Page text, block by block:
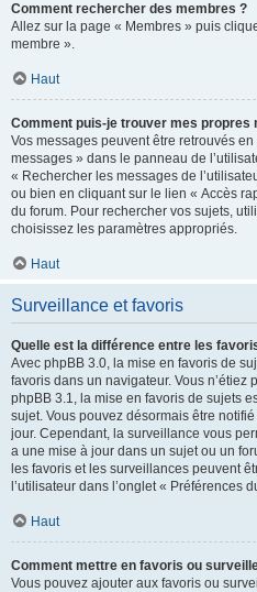
Comment rechercher des membres ?
Allez sur la page « Membres » puis
membre ».
Haut
Comment puis-je trouver mes propres
Vos messages peuvent être retrouvés
messages » dans le panneau de
« Rechercher les messages de
ou bien en cliquant sur le lien « Accès
du forum. Pour rechercher vos sujets,
choisissez les paramètres appropriés.
Haut
Surveillance et favoris
Quelle est la différence entre les
Avec phpBB 3.0, la mise en favoris de
favoris dans un navigateur. Vous n’étiez
phpBB 3.1, la mise en favoris de sujets
sujet. Vous pouvez désormais être
jour. Cependant, la surveillance vous
a une mise à jour dans un sujet ou un
les favoris et les surveillances peuvent
l’utilisateur dans l’onglet « Préférences
Haut
Comment mettre en favoris ou
Vous pouvez ajouter aux favoris ou